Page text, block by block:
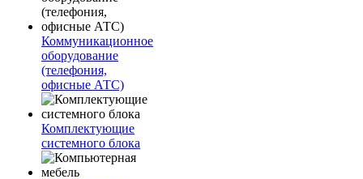
Коммуникационное
оборудование
(телефония,
офисные АТС)
Комплектующие
системного блока